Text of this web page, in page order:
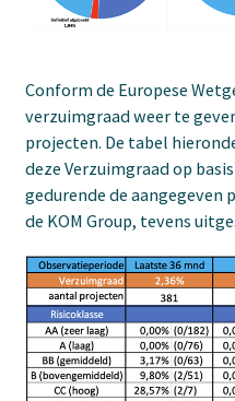
Conform de Europese
verzuimgraad weer te
projecten. De tabel
deze Verzuimgraad op
gedurende de aangegeven
de KOM Group, tevens